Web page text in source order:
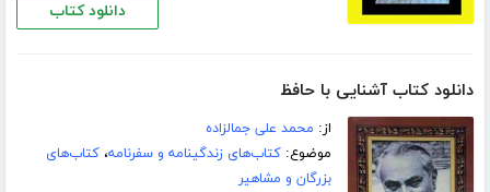
دانلود کتاب
دانلود کتاب آشنایی با حافظ
از: محمد علی جمالزاده
موضوع:کتاب‌های زندگینامه و سفرنامه،کتاب‌های
بزرگان و مشاهیر